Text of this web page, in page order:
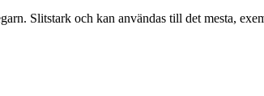
Slitstark och kan användas till det mesta,